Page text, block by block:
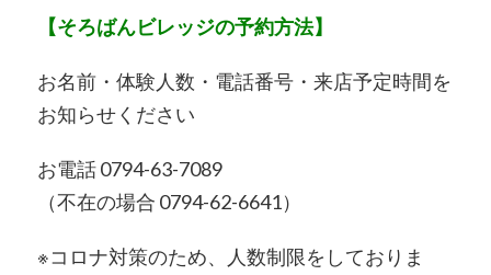
【そろばんビレッジの予約方法】
お名前・体験人数・電話番号・来店予定時間を
お知らせください
お電話 0794-63-7089
（不在の場合 0794-62-6641）
※コロナ対策のため、人数制限をしておりま